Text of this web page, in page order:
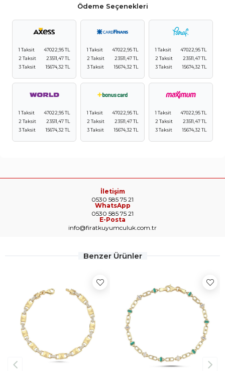
Ödeme Seçenekleri
1 Taksit
47022,95 TL
2 Taksit
23511,47 TL
3 Taksit
15674,32 TL
1 Taksit
47022,95 TL
2 Taksit
23511,47 TL
3 Taksit
15674,32 TL
1 Taksit
47022,95 TL
2 Taksit
23511,47 TL
3 Taksit
15674,32 TL
1 Taksit
47022,95 TL
2 Taksit
23511,47 TL
3 Taksit
15674,32 TL
1 Taksit
47022,95 TL
2 Taksit
23511,47 TL
3 Taksit
15674,32 TL
1 Taksit
47022,95 TL
2 Taksit
23511,47 TL
3 Taksit
15674,32 TL
İletişim
0530 585 75 21
WhatsApp
0530 585 75 21
E-Posta
info@firatkuyumculuk.com.tr
Benzer Ürünler